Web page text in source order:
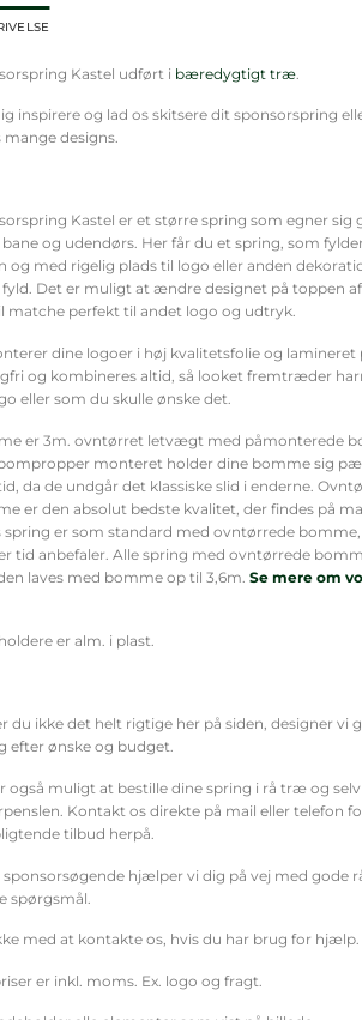
Kastel udført i bæredygtigt træ
inspirere og lad os skitsere dit sponsorspring
mange designs.
Kastel er et større spring som egner sig
og udendørs. Her får du et spring, som
og med rigelig plads til logo eller anden
Det er muligt at ændre designet på toppen af
matche perfekt til andet logo og udtryk.
dine logoer i høj kvalitetsfolie og lamineret
og kombineres altid, så looket fremtræder
eller som du skulle ønske det.
er 3m. ovntørret letvægt med påmonterede
monteret holder dine bomme sig
da de undgår det klassiske slid i enderne.
er den absolut bedste kvalitet, der findes på
spring er som standard med ovntørrede
tid anbefaler. Alle spring med ovntørrede
laves med bomme op til 3,6m. Se mere om
er alm. i plast.
du ikke det helt rigtige her på siden, designer vi
efter ønske og budget.
også muligt at bestille dine spring i rå træ og
Kontakt os direkte på mail eller telefon
tilbud herpå.
sponsorsøgende hjælper vi dig på vej med gode
spørgsmål.
med at kontakte os, hvis du har brug for hjælp.
er inkl. moms. Ex. logo og fragt.